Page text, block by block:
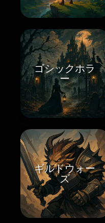
ゴシックホラ
ー
ギルドウォー
ズ